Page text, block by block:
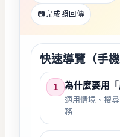
📷完成照回傳
快速導覽（手機
1 為什麼要用
適用情境、搜
務